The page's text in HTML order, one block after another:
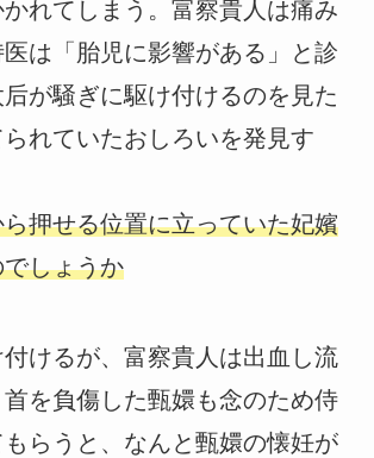
れてしまう。富察貴人は痛み
は「胎児に影響がある」と診
が騒ぎに駆け付けるのを見た
れていたおしろいを発見す
押せる位置に立っていた妃嬪
しょうか
けるが、富察貴人は出血し流
を負傷した甄嬛も念のため侍
らうと、なんと甄嬛の懐妊が